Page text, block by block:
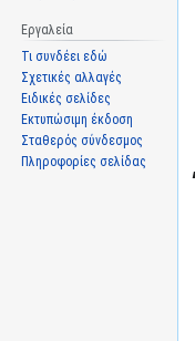
Εργαλεία
Τι συνδέει εδώ
Σχετικές αλλαγές
Ειδικές σελίδες
Εκτυπώσιμη έκδοση
Σταθερός σύνδεσμος
Πληροφορίες σελίδας